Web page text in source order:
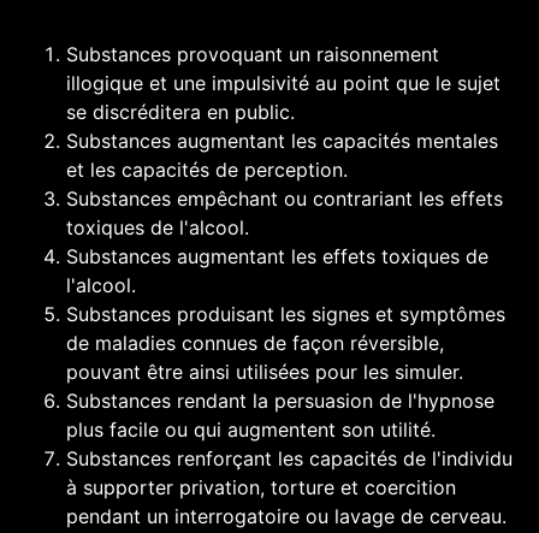
Substances provoquant un raisonnement
illogique et une impulsivité au point que le sujet
se discréditera en public.
Substances augmentant les capacités mentales
et les capacités de perception.
Substances empêchant ou contrariant les effets
toxiques de l'alcool.
Substances augmentant les effets toxiques de
l'alcool.
Substances produisant les signes et symptômes
de maladies connues de façon réversible,
pouvant être ainsi utilisées pour les simuler.
Substances rendant la persuasion de l'hypnose
plus facile ou qui augmentent son utilité.
Substances renforçant les capacités de l'individu
à supporter privation, torture et coercition
pendant un interrogatoire ou lavage de cerveau.